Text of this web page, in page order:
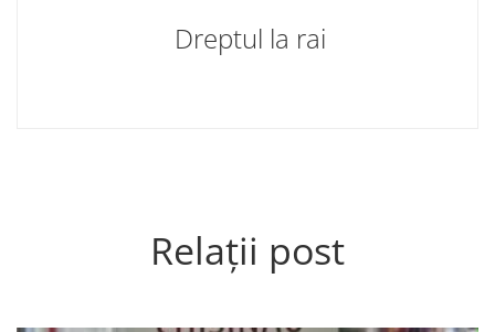
Dreptul la rai
Relații post